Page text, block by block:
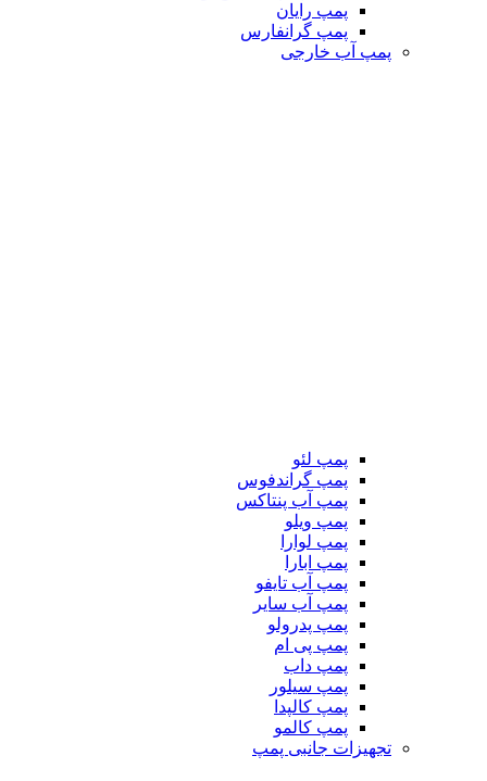
پمپ رایان
پمپ گرانفارس
پمپ آب خارجی
پمپ لئو
پمپ گراندفوس
پمپ آب پنتاکس
پمپ ویلو
پمپ لوارا
پمپ ابارا
پمپ آب تایفو
پمپ آب سایر
پمپ پدرولو
پمپ پی ام
پمپ داب
پمپ سیلور
پمپ کالپدا
پمپ کالمو
تجهیزات جانبی پمپ